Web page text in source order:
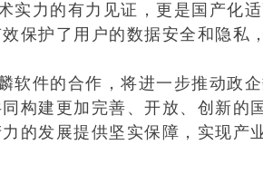
力的有力见证，更是国产化
保护了用户的数据安全和隐私
软件的合作，将进一步推动政
构建更加完善、开放、创新的
的发展提供坚实保障，实现产